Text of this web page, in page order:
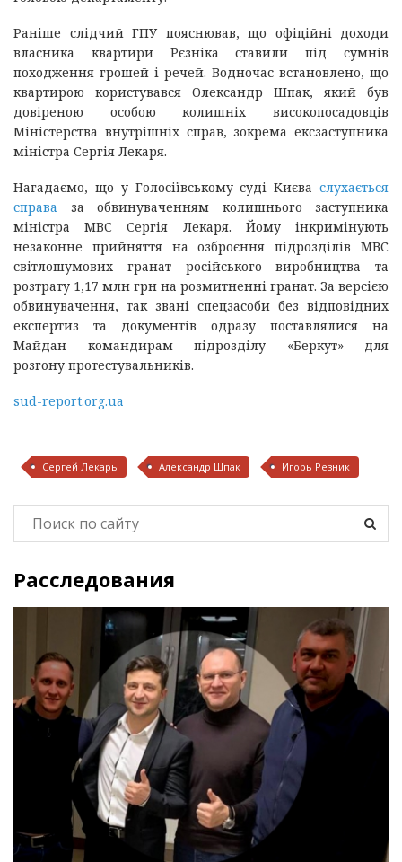
Раніше слідчий ГПУ пояснював, що офіційні доходи
власника квартири Рєзніка ставили під сумнів
походження грошей і речей. Водночас встановлено, що
квартирою користувався Олександр Шпак, який був
довіреною особою колишніх високопосадовців
Міністерства внутрішніх справ, зокрема ексзаступника
міністра Сергія Лекаря.
Нагадаємо, що у Голосіївському суді Києва слухається
справа за обвинуваченням колишнього заступника
міністра МВС Сергія Лекаря. Йому інкримінують
незаконне прийняття на озброєння підрозділів МВС
світлошумових гранат російського виробництва та
розтрату 1,17 млн грн на розмитненні гранат. За версією
обвинувачення, так звані спецзасоби без відповідних
експертиз та документів одразу поставлялися на
Майдан командирам підрозділу «Беркут» для
розгону протестувальників.
sud-report.org.ua
Сергей Лекарь Александр Шпак Игорь Резник
Расследования